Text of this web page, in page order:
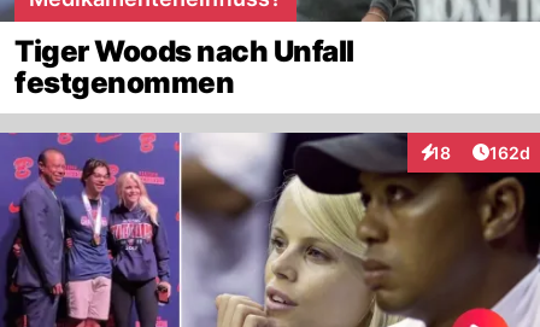
Tiger Woods nach Unfall
festgenommen
18
Interaktionen
162d